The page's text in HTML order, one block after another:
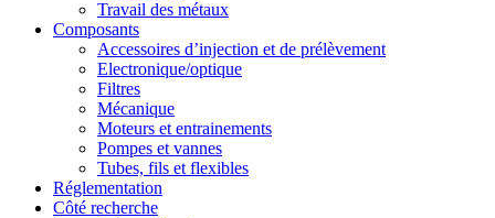
Travail des métaux
Composants
Accessoires d’injection et de prélèvement
Electronique/optique
Filtres
Mécanique
Moteurs et entrainements
Pompes et vannes
Tubes, fils et flexibles
Réglementation
Côté recherche